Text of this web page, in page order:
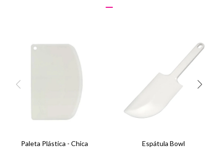
Paleta Plástica - Chica Espátula Bowl